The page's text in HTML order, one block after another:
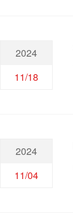
2024
11/18
2024
11/04